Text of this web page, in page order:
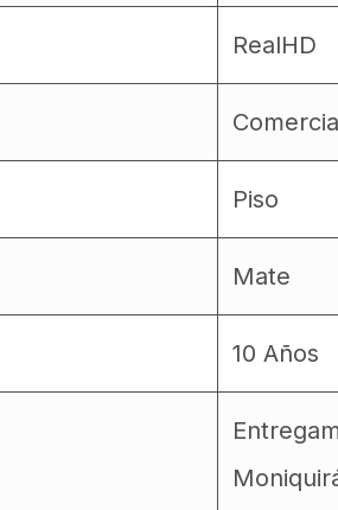
RealHD
Piso
Mate
10 Años